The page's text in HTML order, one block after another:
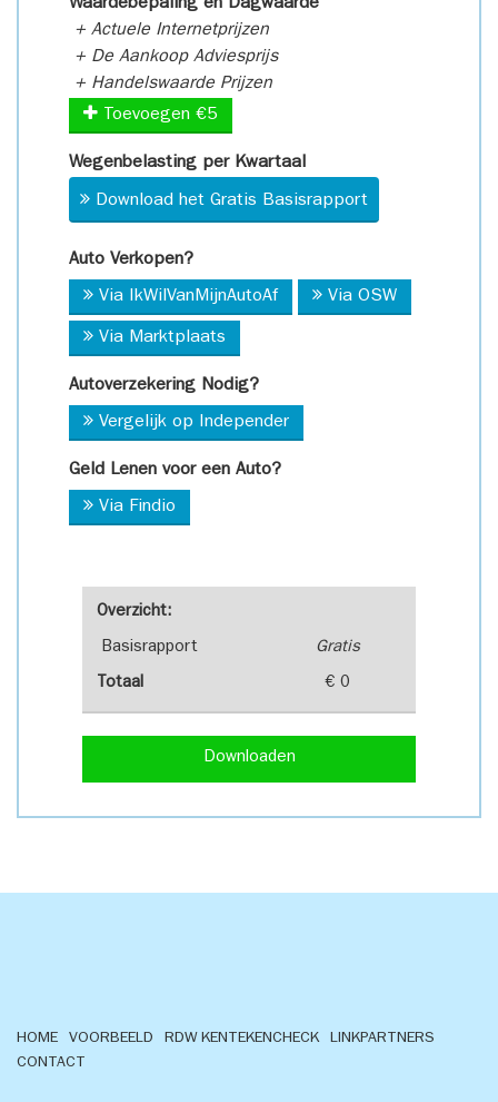
Overzicht:
Basisrapport Gratis
Totaal € 0
Downloaden
Waardebepaling en Dagwaarde
+ Actuele Internetprijzen
+ De Aankoop Adviesprijs
+ Handelswaarde Prijzen
Toevoegen €5
Wegenbelasting per Kwartaal
Download het Gratis Basisrapport
Auto Verkopen?
Via IkWilVanMijnAutoAf Via OSW
Via Marktplaats
Autoverzekering Nodig?
Vergelijk op Independer
Geld Lenen voor een Auto?
Via Findio
HOME VOORBEELD RDW KENTEKENCHECK
LINKPARTNERS
CONTACT